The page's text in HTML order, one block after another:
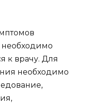
необходимо
к врачу. Для
необходимо